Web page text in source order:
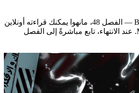
أنت تقرأ Bad Born Blood — الفصل 48، مانهوا يمكنك قراءته أونلاين
عند الانتهاء، تابع مباشرةً إلى الفصل